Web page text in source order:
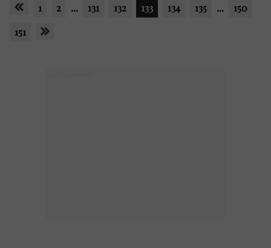
1 2 ... 131 132 133 134 135 ...
150
151